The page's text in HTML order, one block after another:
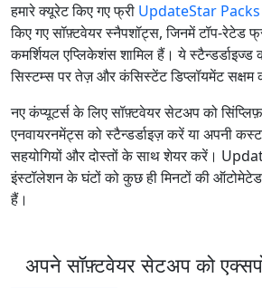
हमारे क्यूरेट किए गए फ्री UpdateStar Packs
किए गए सॉफ़्टवेयर स्नैपशॉट्स, जिनमें टॉप-रेटेड
कमर्शियल एप्लिकेशंस शामिल हैं। ये स्टैन्डर्डाइज्ड
सिस्टम्स पर तेज़ और कंसिस्टेंट डिप्लॉयमेंट सक्षम
नए कंप्यूटर्स के लिए सॉफ़्टवेयर सेटअप को
एनवायरनमेंट्स को स्टैन्डर्डाइज़ करें या अपनी
सहयोगियों और दोस्तों के साथ शेयर करें।
इंस्टॉलेशन के घंटों को कुछ ही मिनटों की
हैं।
अपने सॉफ़्टवेयर सेटअप को